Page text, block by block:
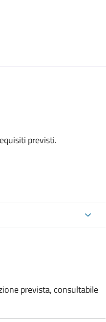
previsti.
prevista, consultabile